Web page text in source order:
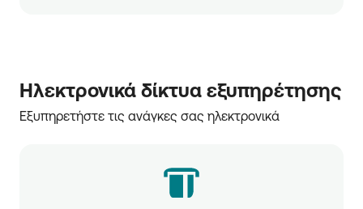
Ηλεκτρονικά δίκτυα εξυπηρέτησης
Εξυπηρετήστε τις ανάγκες σας ηλεκτρονικά